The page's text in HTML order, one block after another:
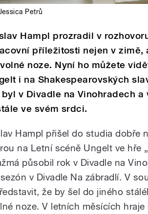
Petrů
Hampl prozradil v
příležitosti nejen v zimě,
noze. Nyní ho můžete
i na Shakespearovských
byl v Divadle na Vinohradech
ve svém srdci.
Hampl přišel do studia dobře
na Letní scéně Ungelt ve hře
působil rok v Divadle na
v Divadle Na zábradlí. V
že by šel do jiného
noze. V letních měsících